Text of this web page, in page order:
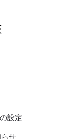
設定
せ